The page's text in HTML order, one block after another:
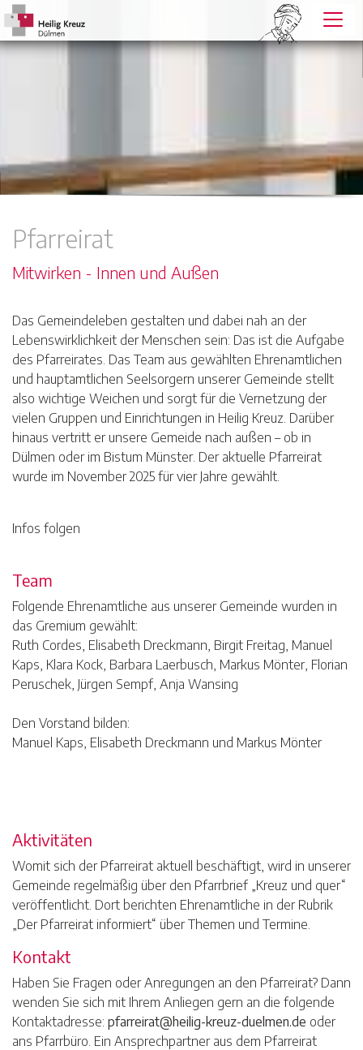
Pfarreirat
Mitwirken - Innen und Außen
Das Gemeindeleben gestalten und dabei nah an der
Lebenswirklichkeit der Menschen sein: Das ist die Aufgabe
des Pfarreirates. Das Team aus gewählten Ehrenamtlichen
und hauptamtlichen Seelsorgern unserer Gemeinde stellt
also wichtige Weichen und sorgt für die Vernetzung der
vielen Gruppen und Einrichtungen in Heilig Kreuz. Darüber
hinaus vertritt er unsere Gemeide nach außen – ob in
Dülmen oder im Bistum Münster. Der aktuelle Pfarreirat
wurde im November 2025 für vier Jahre gewählt.
Infos folgen
Team
Folgende Ehrenamtliche aus unserer Gemeinde wurden in
das Gremium gewählt:
Ruth Cordes, Elisabeth Dreckmann, Birgit Freitag, Manuel
Kaps, Klara Kock, Barbara Laerbusch, Markus Mönter, Florian
Peruschek, Jürgen Sempf, Anja Wansing
Den Vorstand bilden:
Manuel Kaps, Elisabeth Dreckmann und Markus Mönter
Aktivitäten
Womit sich der Pfarreirat aktuell beschäftigt, wird in unserer
Gemeinde regelmäßig über den Pfarrbrief „Kreuz und quer“
veröffentlicht. Dort berichten Ehrenamtliche in der Rubrik
„Der Pfarreirat informiert“ über Themen und Termine.
Kontakt
Haben Sie Fragen oder Anregungen an den Pfarreirat? Dann
wenden Sie sich mit Ihrem Anliegen gern an die folgende
Kontaktadresse: pfarreirat@heilig-kreuz-duelmen.de oder
ans Pfarrbüro. Ein Ansprechpartner aus dem Pfarreirat